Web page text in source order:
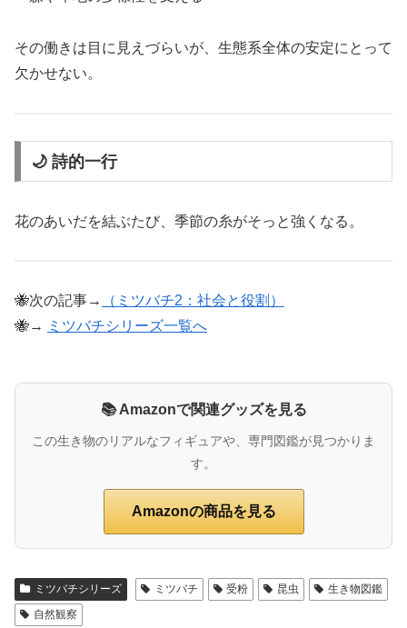
その働きは目に見えづらいが、生態系全体の安定にとって
欠かせない。
🌙 詩的一行
花のあいだを結ぶたび、季節の糸がそっと強くなる。
🐝次の記事→
（ミツバチ2：社会と役割）
🐝→
ミツバチシリーズ一覧へ
📚 Amazonで関連グッズを見る
この生き物のリアルなフィギュアや、専門図鑑が見つかりま
す。
Amazonの商品を見る
ミツバチシリーズ ミツバチ 受粉 昆虫
生き物図鑑
自然観察